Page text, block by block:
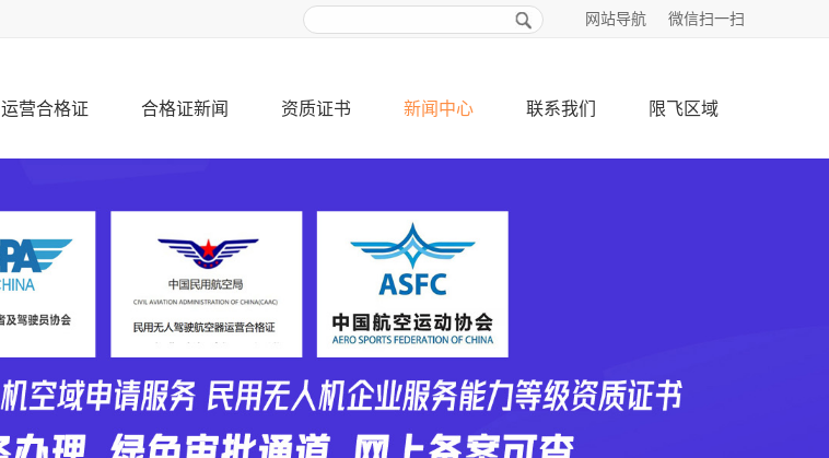
微信扫一扫
网站导航
运营合格证 合格证新闻 资质证书 新闻中心 联系我们 限飞区域